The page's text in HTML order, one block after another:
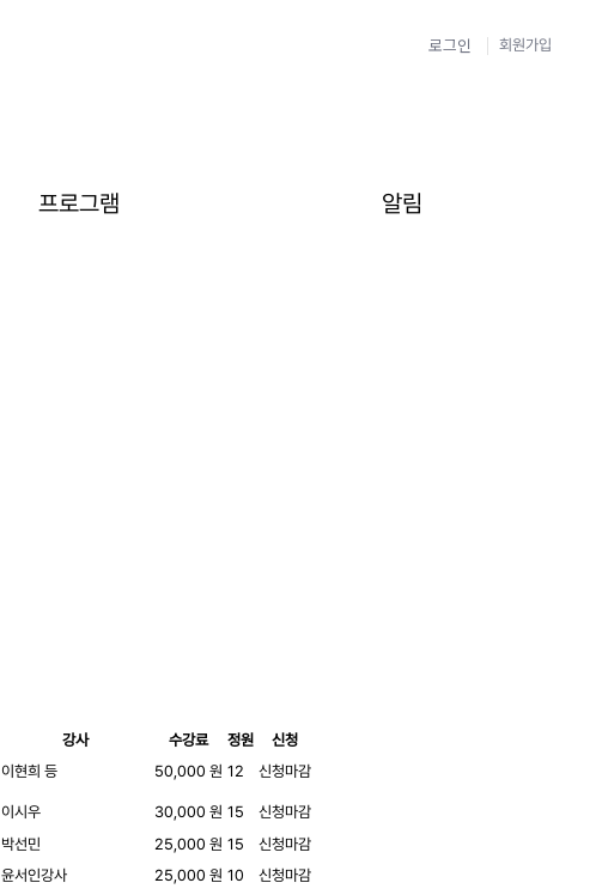
로그인 회원가입
프로그램 알림
강사 수강료 정원
신청
이현희 등 50,000 원 12 신청마감
이시우 30,000 원 15
신청마감
박선민 25,000 원 15
신청마감
윤서인강사 25,000 원 10 신청마감